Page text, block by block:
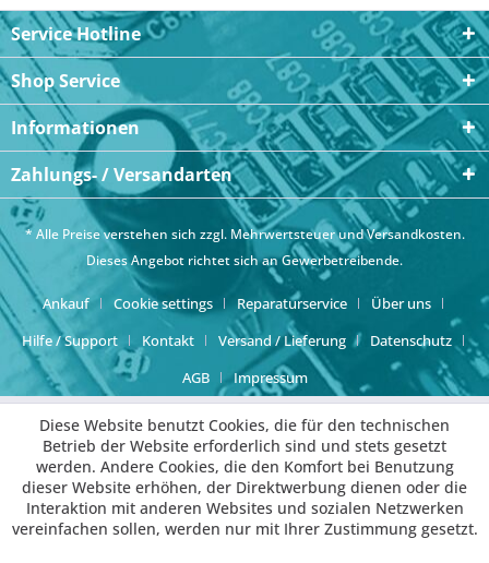
Service Hotline
Shop Service
Informationen
Zahlungs- / Versandarten
* Alle Preise verstehen sich zzgl. Mehrwertsteuer undVersandkosten.
Dieses Angebot richtet sich an Gewerbetreibende.
Ankauf Cookie settings Reparaturservice
Über uns
Hilfe / Support
Kontakt Versand / Lieferung
Datenschutz
AGB
Impressum
Diese Website benutzt Cookies, die für den technischen
Betrieb der Website erforderlich sind und stets gesetzt
werden. Andere Cookies, die den Komfort bei Benutzung
dieser Website erhöhen, der Direktwerbung dienen oder die
Interaktion mit anderen Websites und sozialen Netzwerken
vereinfachen sollen, werden nur mit Ihrer Zustimmung gesetzt.